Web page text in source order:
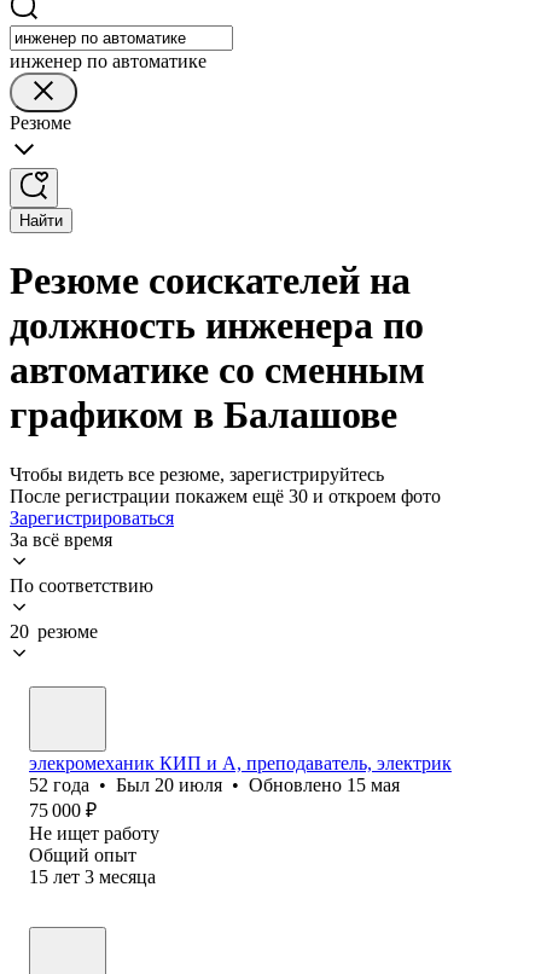
инженер по автоматике
Резюме
Найти
Резюме соискателей на
должность инженера по
автоматике со сменным
графиком в Балашове
Чтобы видеть все резюме, зарегистрируйтесь
После регистрации покажем ещё 30 и откроем фото
Зарегистрироваться
За всё время
По соответствию
20 резюме
элекромеханик КИП и А, преподаватель, электрик
52 года • Был 20 июля • Обновлено 15 мая
75 000 ₽
Не ищет работу
Общий опыт
15 лет 3 месяца